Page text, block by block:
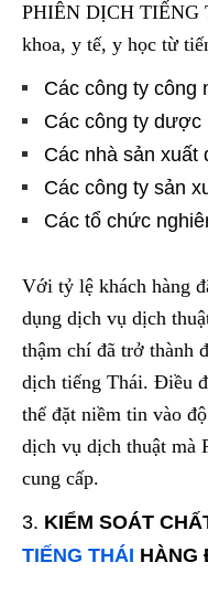
PHIÊN DỊCH TIẾNG
khoa, y tế, y học từ
Các công ty công
Các công ty dược
Các nhà sản xuất
Các công ty sản
Các tổ chức
Với tỷ lệ khách hàng
dụng dịch vụ dịch
thậm chí đã trở thành
dịch tiếng Thái. Điều
thể đặt niềm tin vào
dịch vụ dịch thuật
cung cấp.
KIỂM SOÁT
TIẾNG THÁI HÀNG